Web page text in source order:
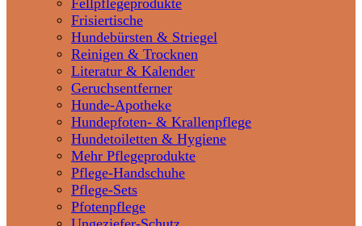
Fellpflegeprodukte
Frisiertische
Hundebürsten & Striegel
Reinigen & Trocknen
Literatur & Kalender
Geruchsentferner
Hunde-Apotheke
Hundepfoten- & Krallenpflege
Hundetoiletten & Hygiene
Mehr Pflegeprodukte
Pflege-Handschuhe
Pflege-Sets
Pfotenpflege